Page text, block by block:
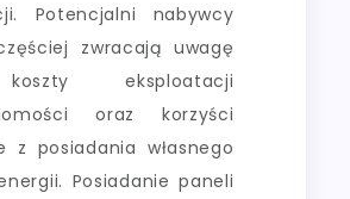
Potencjalni nabywcy
zwracają uwagę
eksploatacji
oraz korzyści
z posiadania własnego
Posiadanie paneli